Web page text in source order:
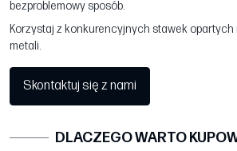
bezproblemowy sposób.
Korzystaj z konkurencyjnych stawek
metali.
Skontaktuj się z nami
DLACZEGO WARTO